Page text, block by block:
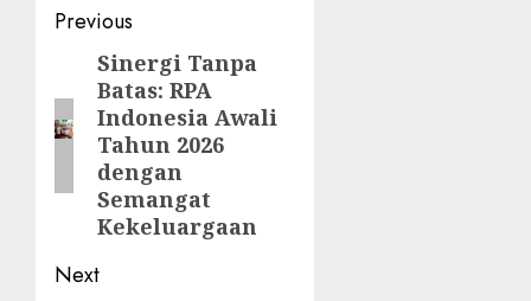
Post
navigation
Previous
Previous
post:
Sinergi Tanpa
Batas: RPA
Indonesia Awali
Tahun 2026
dengan
Semangat
Kekeluargaan
Next